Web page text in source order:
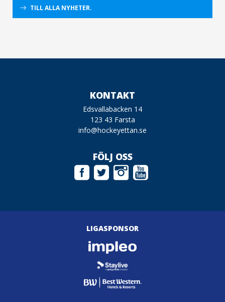
TILL ALLA NYHETER.
KONTAKT
Edsvallabacken 14
123 43 Farsta
info@hockeyettan.se
FÖLJ OSS
LIGASPONSOR